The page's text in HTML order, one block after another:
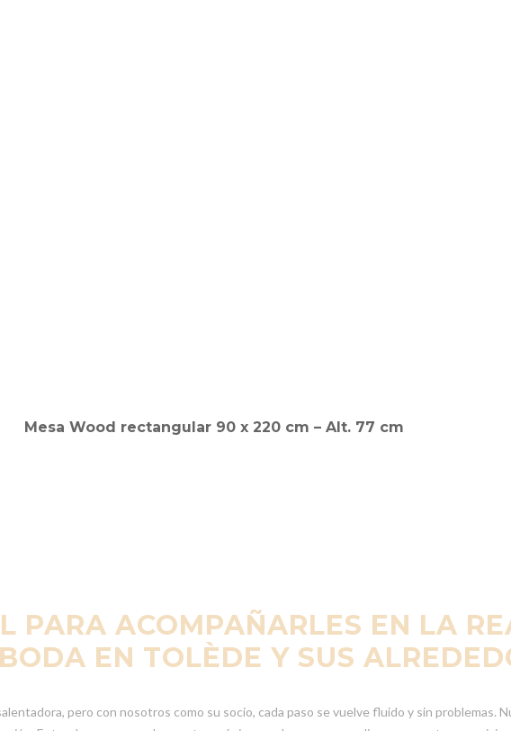
PARA ACOMPAÑARLES EN LA
EN TOLÈDE Y SUS
pero con nosotros como su socio, cada paso se vuelve fluido y sin problemas.